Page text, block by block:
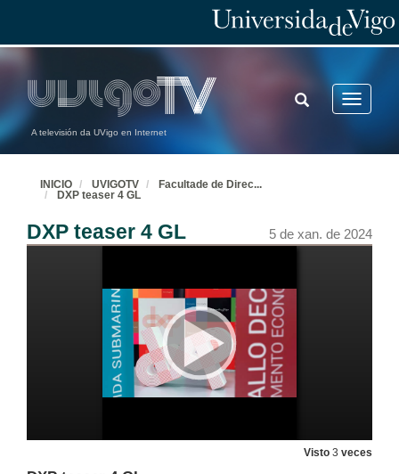
A televisión da UVigo en Internet
Toggle
TOGGLE
SEARCH
INICIO UVIGOTV Facultade de Direc...
DXP teaser 4 GL
DXP teaser 4 GL 5 de xan. de 2024
Visto 3 veces